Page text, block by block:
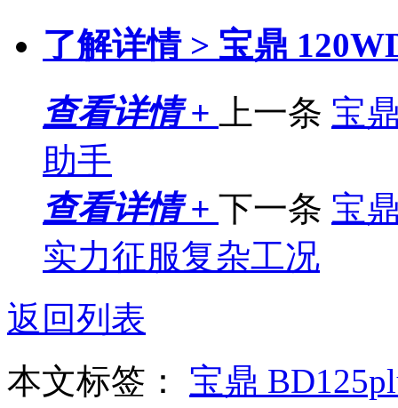
了解详情 > 宝鼎
查看详情 +
上一条 宝
助手
查看详情 + 下一条 宝
实力征服复杂工况
返回列表
本文标签： 宝鼎